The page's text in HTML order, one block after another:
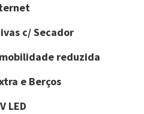
c/ Secador
reduzida
e Berços
LED